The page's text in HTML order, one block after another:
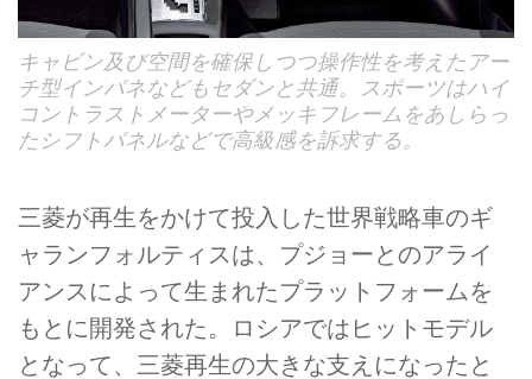
キャビン及び空間を確保しつつ操作性を考えたアー
チ型インパネなどもセダンと共通。スポーツはハイ
コントラストメーターやメッキフレームをあしらっ
たシフトパネルなどで高級感を訴求する。
三菱が再生をかけて投入した世界戦略車のギ
ャランフォルティスは、プジョーとのアライ
アンスによって生まれたプラットフォームを
もとに開発された。ロシアではヒットモデル
となって、三菱再生の大きな支えになったと